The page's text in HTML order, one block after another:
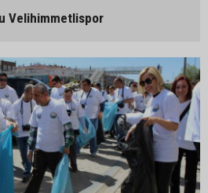
Velihimmetlispor